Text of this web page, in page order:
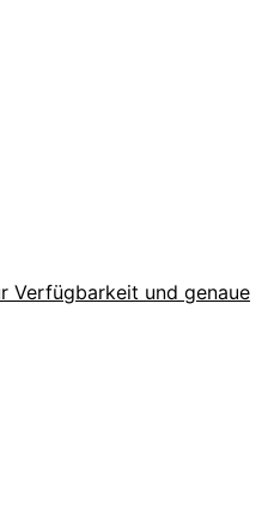
Verfügbarkeit und genaue